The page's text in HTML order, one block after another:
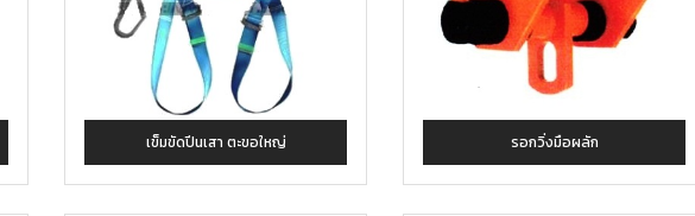
เข็มขัดปีนเสา ตะขอใหญ่ รอกวิ่งมือผลัก